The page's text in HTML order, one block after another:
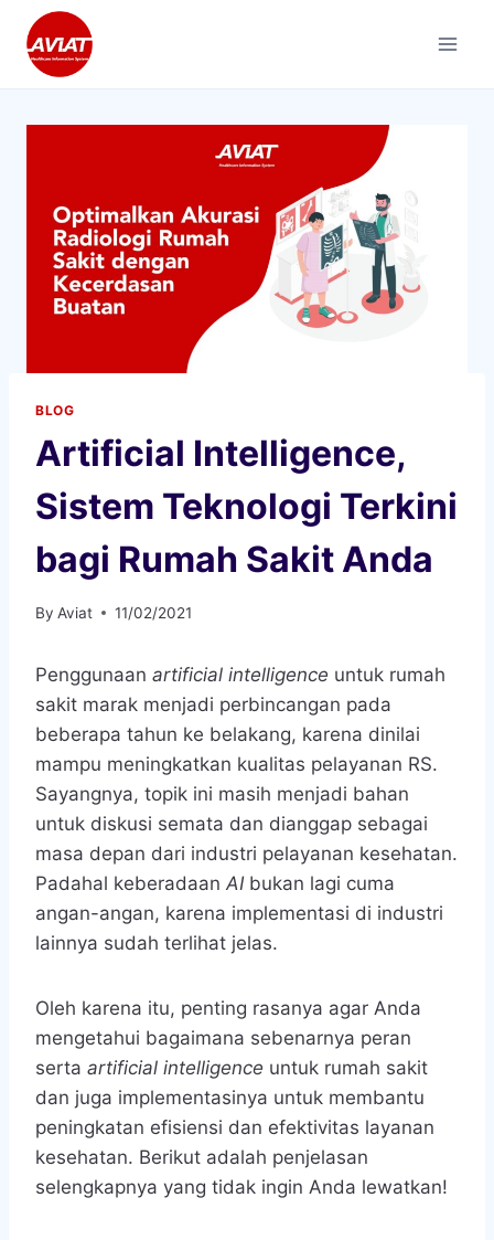
content
BLOG
Artificial Intelligence,
Sistem Teknologi Terkini
bagi Rumah Sakit Anda
By Aviat 11/02/2021
Penggunaan artificial intelligence untuk rumah
sakit marak menjadi perbincangan pada
beberapa tahun ke belakang, karena dinilai
mampu meningkatkan kualitas pelayanan RS.
Sayangnya, topik ini masih menjadi bahan
untuk diskusi semata dan dianggap sebagai
masa depan dari industri pelayanan kesehatan.
Padahal keberadaan AI bukan lagi cuma
angan-angan, karena implementasi di industri
lainnya sudah terlihat jelas.
Oleh karena itu, penting rasanya agar Anda
mengetahui bagaimana sebenarnya peran
serta artificial intelligence untuk rumah sakit
dan juga implementasinya untuk membantu
peningkatan efisiensi dan efektivitas layanan
kesehatan. Berikut adalah penjelasan
selengkapnya yang tidak ingin Anda lewatkan!